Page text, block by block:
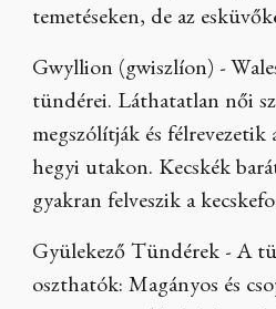
temetéseken, de az
Gwyllion (gwiszlíon) -
tündérei. Láthatatlan női
megszólítják és félrevezetik
hegyi utakon. Kecskék
gyakran felveszik a
Gyülekező Tündérek - A
oszthatók: Magányos és